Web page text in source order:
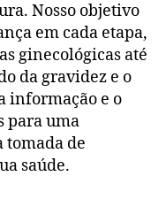
Nosso objetivo
em cada etapa,
ginecológicas até
da gravidez e o
informação e o
para uma
tomada de
saúde.